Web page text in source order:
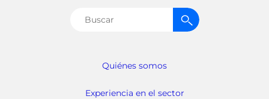
Quiénes somos
Experiencia en el sector
Buscar: